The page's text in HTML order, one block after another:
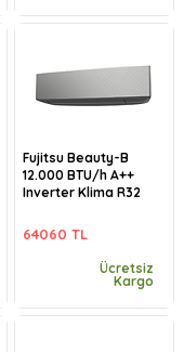
Fujitsu Beauty-B
12.000 BTU/h A++
Inverter Klima R32
64060 TL
Ücretsiz
Kargo